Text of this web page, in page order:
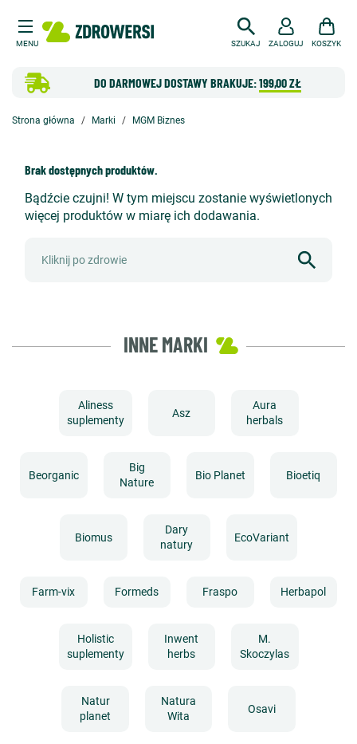
MENU SZUKAJ
DO DARMOWEJ DOSTAWY BRAKUJE:199,00 ZŁ
ZALOGUJ KOSZYK
Strona główna Marki MGM Biznes
Brak dostępnych produktów.
Bądźcie czujni! W tym miejscu zostanie wyświetlonych
więcej produktów w miarę ich dodawania.
INNE MARKI
Aliness
suplementy
Asz
Aura
herbals
Beorganic
Big
Nature
Bio Planet Bioetiq
Biomus
Dary
natury
EcoVariant
Farm-vix Formeds Fraspo Herbapol
Holistic
suplementy
Inwent
herbs
M.
Skoczylas
Natur
planet
Natura
Wita
Osavi